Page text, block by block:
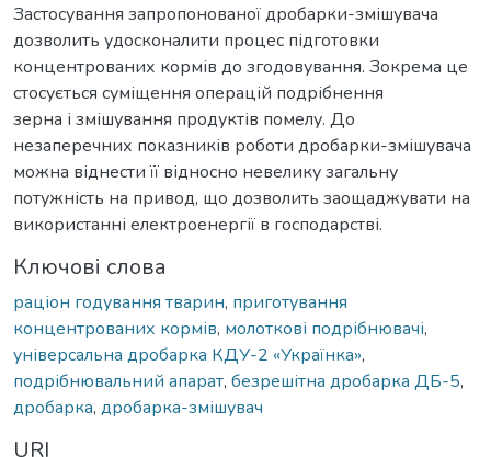
Застосування запропонованої дробарки-змішувача
дозволить удосконалити процес підготовки
концентрованих кормів до згодовування. Зокрема це
стосується суміщення операцій подрібнення
зерна і змішування продуктів помелу. До
незаперечних показників роботи дробарки-змішувача
можна віднести її відносно невелику загальну
потужність на привод, що дозволить заощаджувати на
використанні електроенергії в господарстві.
Ключові слова
раціон годування тварин, приготування
концентрованих кормів, молоткові подрібнювачі,
універсальна дробарка КДУ-2 «Українка»,
подрібнювальний апарат, безрешітна дробарка ДБ-5,
дробарка, дробарка-змішувач
URI